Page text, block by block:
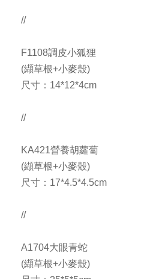
//
F1108調皮小狐狸
(纈草根+小麥殼)
尺寸：14*12*4cm
//
KA421營養胡蘿蔔
(纈草根+小麥殼)
尺寸：17*4.5*4.5cm
//
A1704大眼青蛇
(纈草根+小麥殼)